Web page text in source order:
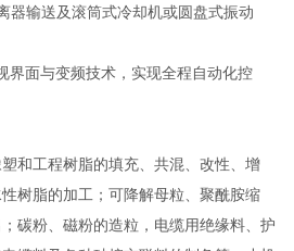
器输送及滚筒式冷却机或圆盘式振动
界面与变频技术，实现全程自动化控
和工程树脂的填充、共混、改性、增
树脂的加工；可降解母粒、聚酰胺缩
碳粉、磁粉的造粒，电缆用绝缘料、护